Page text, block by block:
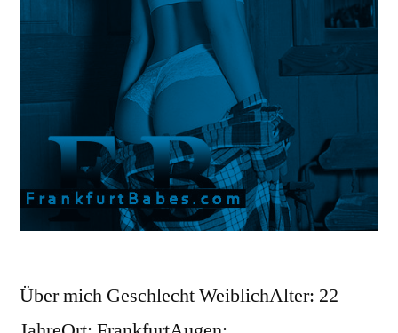
Über mich Geschlecht WeiblichAlter: 22